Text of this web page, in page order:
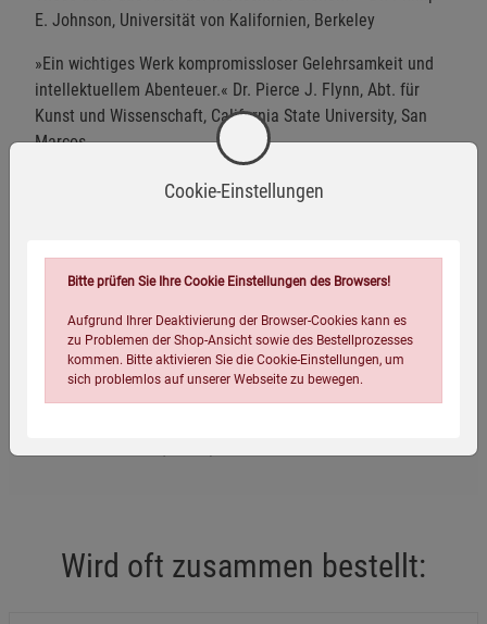
E. Johnson, Universität von Kalifornien, Berkeley
»Ein wichtiges Werk kompromissloser Gelehrsamkeit und
intellektuellem Abenteuer.« Dr. Pierce J. Flynn, Abt. für
Kunst und Wissenschaft, California State University, San
Marcos
Eigenschaften
ISBN-13:
9783938516331
gebunden, 1055 Seiten, 2006, zahlreiche Abbildungen
Verpackungsgewicht:
1430 Gramm
Wird oft zusammen bestellt:
Cookie-Einstellungen
Bitte prüfen Sie Ihre Cookie Einstellungen des Browsers!
Aufgrund Ihrer Deaktivierung der Browser-Cookies kann es
zu Problemen der Shop-Ansicht sowie des Bestellprozesses
kommen. Bitte aktivieren Sie die Cookie-Einstellungen, um
sich problemlos auf unserer Webseite zu bewegen.
Einstellungen speichern für die GruppeEinstellungen speichern für die Gruppe